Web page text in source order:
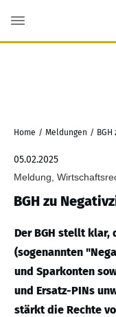
Home / Meldungen /
05.02.2025
Meldung,
BGH zu
Der BGH stellt klar,
(sogenannten
und Sparkonten
und Ersatz-PINs
stärkt die Rechte